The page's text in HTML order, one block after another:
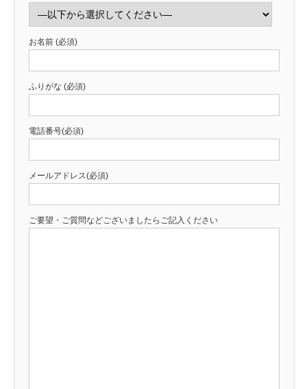
お名前 (必須)
ふりがな (必須)
電話番号(必須)
メールアドレス(必須)
ご要望・ご質問などございましたらご記入ください